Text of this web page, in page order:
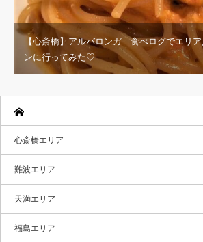
【心斎橋】アルバロンガ｜食べログでエリ
ンに行ってみた♡
心斎橋エリア
難波エリア
天満エリア
福島エリア